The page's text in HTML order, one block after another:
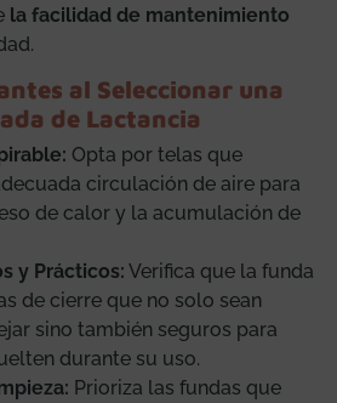
la facilidad de mantenimiento
al Seleccionar una
de Lactancia
Opta por telas que
circulación de aire para
de calor y la acumulación de
y Prácticos: Verifica que la funda
de cierre que no solo sean
sino también seguros para
durante su uso.
Prioriza las fundas que